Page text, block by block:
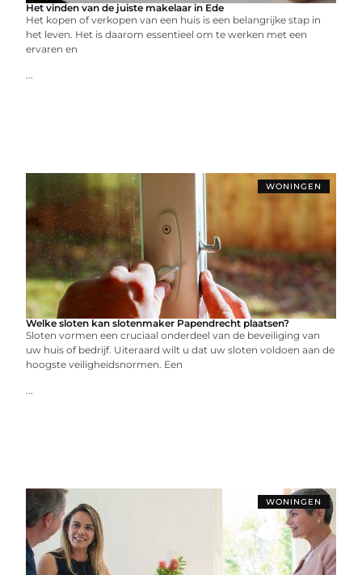
Het vinden van de juiste makelaar in Ede
Het kopen of verkopen van een huis is een belangrijke stap in
het leven. Het is daarom essentieel om te werken met een
ervaren en
...
WONINGEN
Welke sloten kan slotenmaker Papendrecht plaatsen?
Sloten vormen een cruciaal onderdeel van de beveiliging van
uw huis of bedrijf. Uiteraard wilt u dat uw sloten voldoen aan de
hoogste veiligheidsnormen. Een
...
WONINGEN